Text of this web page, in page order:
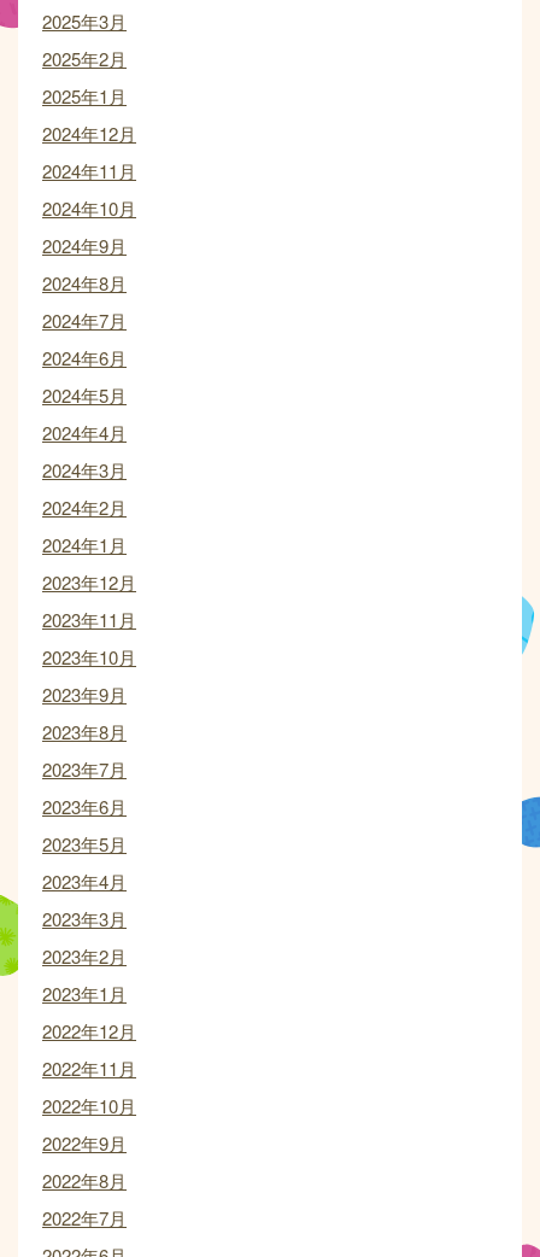
2025年3月
2025年2月
2025年1月
2024年12月
2024年11月
2024年10月
2024年9月
2024年8月
2024年7月
2024年6月
2024年5月
2024年4月
2024年3月
2024年2月
2024年1月
2023年12月
2023年11月
2023年10月
2023年9月
2023年8月
2023年7月
2023年6月
2023年5月
2023年4月
2023年3月
2023年2月
2023年1月
2022年12月
2022年11月
2022年10月
2022年9月
2022年8月
2022年7月